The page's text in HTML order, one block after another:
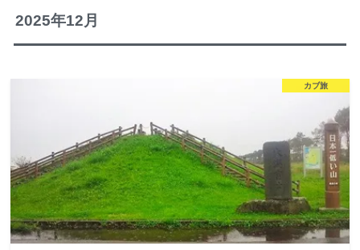
2025年12月
カブ旅